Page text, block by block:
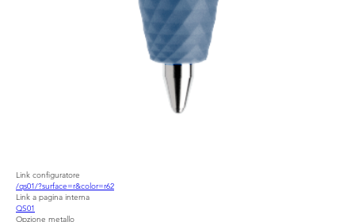
Link configuratore
/qs01/?surface=r&color=r62
Link a pagina interna
QS01
Opzione metallo